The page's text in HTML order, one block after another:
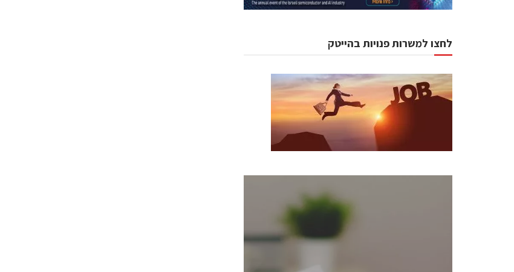
לחצו למשרות פנויות בהייטק
כנסים ואירועים